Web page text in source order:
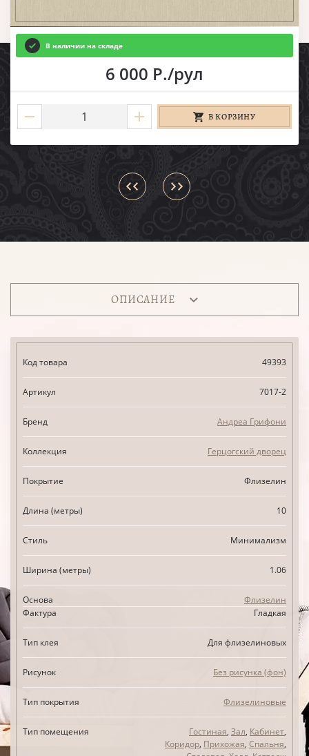
В наличии на складе
6 000 Р./рул
В КОРЗИНУ
ОПИСАНИЕ
Код товара 49393
Артикул 7017-2
Бренд Андреа Грифони
Коллекция Герцогский дворец
Покрытие Флизелин
Длина (метры) 10
Стиль Минимализм
Ширина (метры) 1.06
Основа
Флизелин
Фактура
Гладкая
Тип клея Для флизелиновых
Рисунок Без рисунка (фон)
Тип покрытия Флизелиновые
Тип помещения Гостиная, Зал, Кабинет,
Коридор, Прихожая, Спальня,